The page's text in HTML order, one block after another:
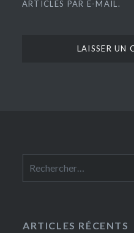
ARTICLES PAR E-MAIL.
ARTICLES RÉCENTS